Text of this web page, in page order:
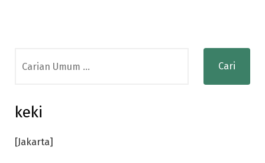
for:
keki
[Jakarta]